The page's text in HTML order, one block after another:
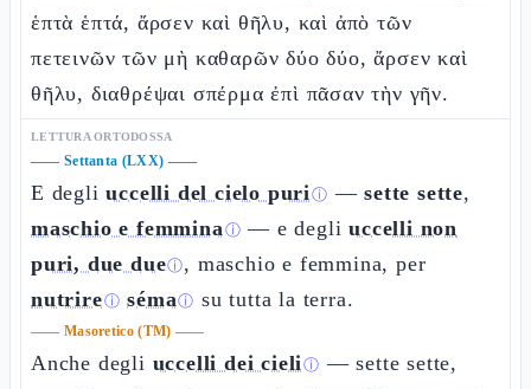
ἑπτὰ ἑπτά, ἄρσεν καὶ θῆλυ, καὶ ἀπὸ τῶν
πετεινῶν τῶν μὴ καθαρῶν δύο δύο, ἄρσεν καὶ
θῆλυ, διαθρέψαι σπέρμα ἐπὶ πᾶσαν τὴν γῆν.
LETTURA ORTODOSSA
—— Settanta (LXX) ——
E degliuccelli del cielo puriⓘ —sette sette,
maschio e femminaⓘ — e degliuccelli non
puri, due dueⓘ, maschio e femmina, per
nutrireⓘ sémaⓘ su tutta la terra.
—— Masoretico (TM) ——
Anche degli uccelli dei cieliⓘ — sette sette,